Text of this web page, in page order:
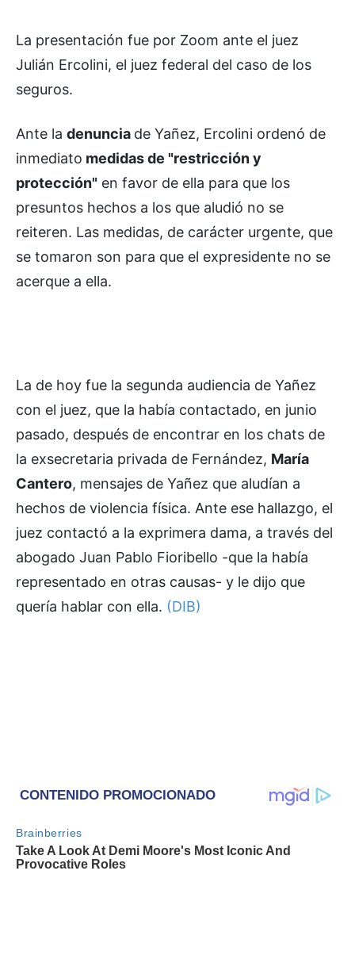
La presentación fue por Zoom ante el juez
Julián Ercolini, el juez federal del caso de los
seguros.
Ante la denuncia de Yañez, Ercolini ordenó de
inmediato medidas de "restricción y
protección" en favor de ella para que los
presuntos hechos a los que aludió no se
reiteren. Las medidas, de carácter urgente, que
se tomaron son para que el expresidente no se
acerque a ella.
La de hoy fue la segunda audiencia de Yañez
con el juez, que la había contactado, en junio
pasado, después de encontrar en los chats de
la exsecretaria privada de Fernández, María
Cantero, mensajes de Yañez que aludían a
hechos de violencia física. Ante ese hallazgo, el
juez contactó a la exprimera dama, a través del
abogado Juan Pablo Fioribello -que la había
representado en otras causas- y le dijo que
quería hablar con ella. (DIB)